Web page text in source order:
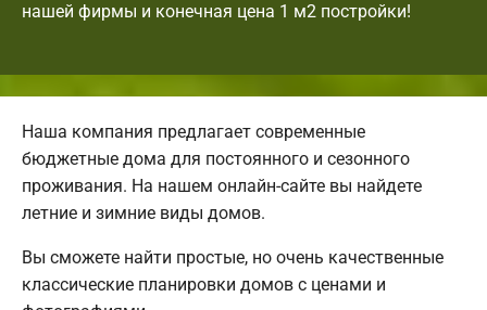
нашей фирмы и конечная цена 1 м2 постройки!
Наша компания предлагает современные
бюджетные дома для постоянного и сезонного
проживания. На нашем онлайн-сайте вы найдете
летние и зимние виды домов.
Вы сможете найти простые, но очень качественные
классические планировки домов с ценами и